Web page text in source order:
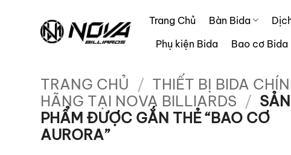
Trang Chủ Bàn Bida
Phụ kiện Bida
Bao cơ Bida
TRANG CHỦ / THIẾT BỊ BIDA
HÃNG TẠI NOVA BILLIARDS / SẢN
PHẨM ĐƯỢC GẮN THẺ “BAO CƠ
AURORA”